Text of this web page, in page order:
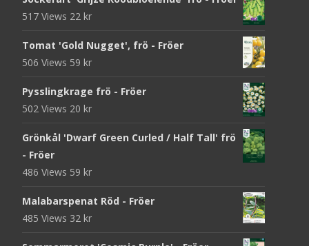
517 Views 22 kr
Tomat 'Gold Nugget', frö - Fröer
506 Views 59 kr
Pysslingkrage frö - Fröer
502 Views 20 kr
Grönkål 'Dwarf Green Curled / Half Tall' frö
- Fröer
486 Views 59 kr
Malabarspenat Röd - Fröer
485 Views 32 kr